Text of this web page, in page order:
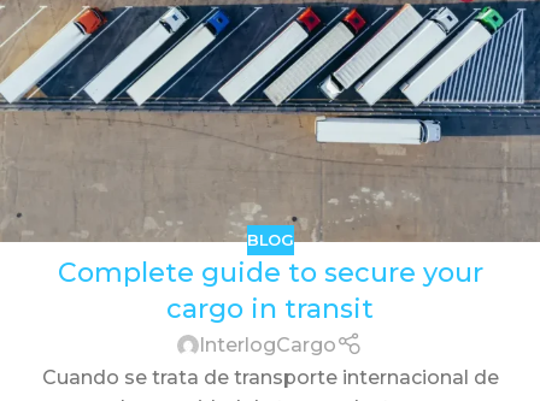
BLOG
Complete guide to secure your
cargo in transit
InterlogCargo
Cuando se trata de transporte internacional de